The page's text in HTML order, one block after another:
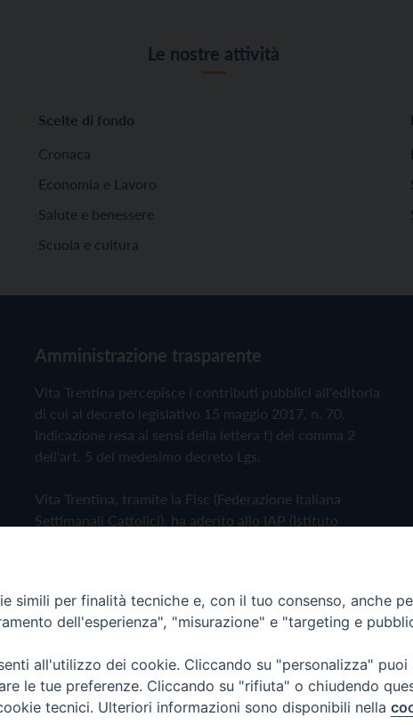
Le nostre attività
Scelte di fondo
Cronaca
Economia e Lavoro
Salute e benessere
Scuola e cultura
Amministrazione trasparente
Vita Trentina percepisce i contributi pubblici all'editoria
di cui al decreto legislativo 15 maggio 2017, n. 70.
Indicazione resa ai sensi della lettera f) del comma 2
dell'art. 5 del medesimo decreto Lgs.
Vita Trentina, tramite la Fisc (Federazione Italiana
Settimanali Cattolici), ha aderito allo IAP (Istituto
Privacy Policy Cookie Policy
Trentina Editrice
simili per finalità tecniche e, con il tuo consenso, anche
dell'esperienza", "misurazione" e "targeting e
all'utilizzo dei cookie. Cliccando su "personalizza"
le tue preferenze. Cliccando su "rifiuta" o chiudendo
tecnici. Ulteriori informazioni sono disponibili nella